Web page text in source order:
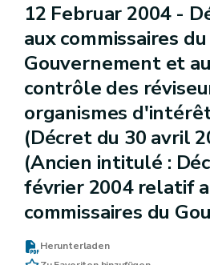
12 Februar 2004 -
aux commissaires du
Gouvernement et
contrôle des
organismes
(Décret du 30 avril
(Ancien intitulé :
février 2004 relatif
commissaires du
Herunterladen